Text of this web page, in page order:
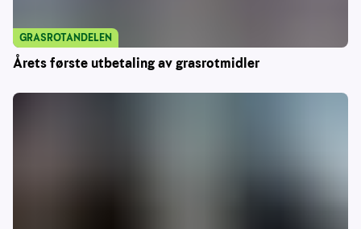
Årets første utbetaling av grasrotmidler
GRASROTANDELEN